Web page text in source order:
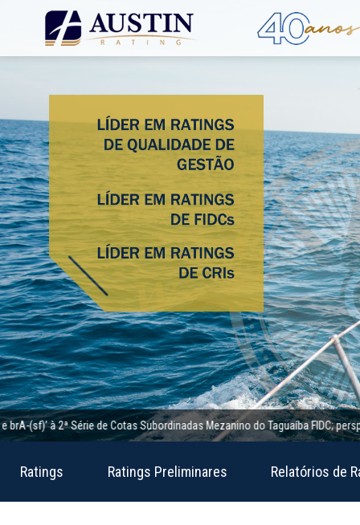
à 2ª Série de Cotas Subordinadas Mezanino do Taguaíba FIDC; perspectiva
Ratings Ratings Preliminares Relatórios de